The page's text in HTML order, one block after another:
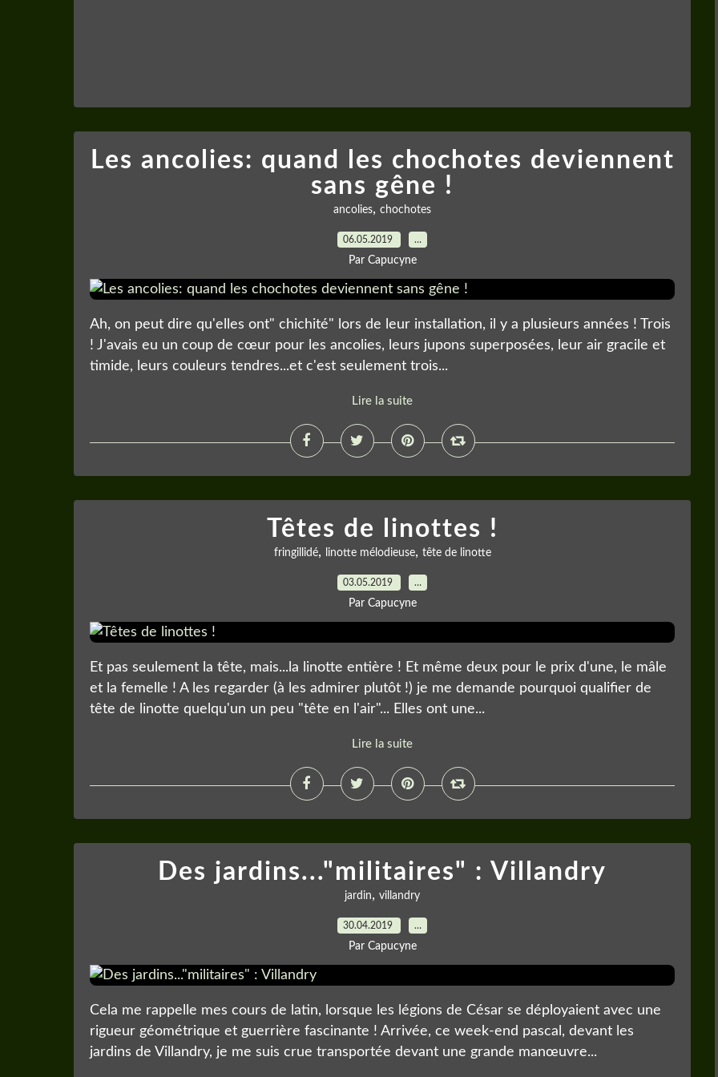
Les ancolies: quand les chochotes deviennent
sans gêne !
ancolies, chochotes
06.05.2019 …
Par Capucyne
Ah, on peut dire qu'elles ont" chichité" lors de leur installation, il y a plusieurs années ! Trois
! J'avais eu un coup de cœur pour les ancolies, leurs jupons superposées, leur air gracile et
timide, leurs couleurs tendres...et c'est seulement trois...
Lire la suite
Têtes de linottes !
fringillidé, linotte mélodieuse, tête de linotte
03.05.2019 …
Par Capucyne
Et pas seulement la tête, mais...la linotte entière ! Et même deux pour le prix d'une, le mâle
et la femelle ! A les regarder (à les admirer plutôt !) je me demande pourquoi qualifier de
tête de linotte quelqu'un un peu "tête en l'air"... Elles ont une...
Lire la suite
Des jardins..."militaires" : Villandry
jardin, villandry
30.04.2019 …
Par Capucyne
Cela me rappelle mes cours de latin, lorsque les légions de César se déployaient avec une
rigueur géométrique et guerrière fascinante ! Arrivée, ce week-end pascal, devant les
jardins de Villandry, je me suis crue transportée devant une grande manœuvre...